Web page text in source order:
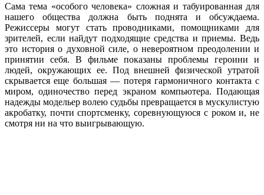
Сама тема «особого человека» сложная и табуированная для
нашего общества должна быть поднята и обсуждаема.
Режиссеры могут стать проводниками, помощниками для
зрителей, если найдут подходящие средства и приемы. Ведь
это история о духовной силе, о невероятном преодолении и
принятии себя. В фильме показаны проблемы героини и
людей, окружающих ее. Под внешней физической утратой
скрывается еще большая — потеря гармоничного контакта с
миром, одиночество перед экраном компьютера. Подающая
надежды модельер волею судьбы превращается в мускулистую
акробатку, почти спортсменку, соревнующуюся с роком и, не
смотря ни на что выигрывающую.